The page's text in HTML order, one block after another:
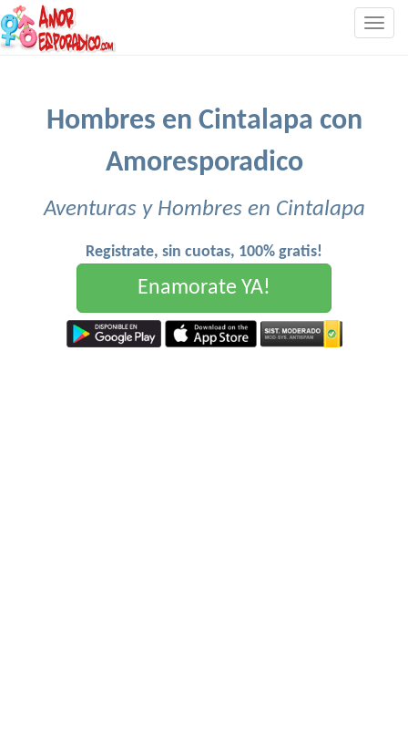
Hombres en Cintalapa con
Amoresporadico
Aventuras y Hombres en Cintalapa
Registrate, sin cuotas, 100% gratis!
Enamorate YA!